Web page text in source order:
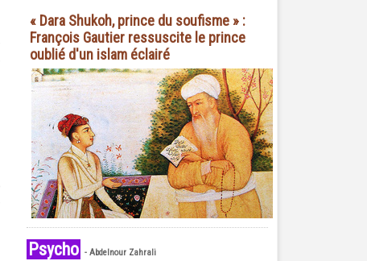
« Dara Shukoh, prince du soufisme » :
François Gautier ressuscite le prince
oublié d'un islam éclairé
Psycho - Abdelnour Zahrali